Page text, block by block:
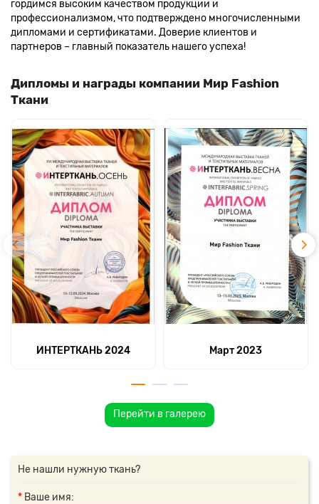
гордимся высоким качеством продукции и
профессионализмом, что подтверждено многочисленными
дипломами и сертификатами. Доверие клиентов и
партнеров – главный показатель нашего успеха!
Дипломы и награды компании Мир Fashion
Ткани
ИНТЕРТКАНЬ 2024 Март 2023
Перейти в галерею
Не нашли нужную ткань?
Ваше имя: